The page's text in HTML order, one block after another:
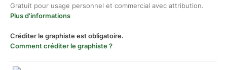
Gratuit pour usage personnel et commercial avec attribution.
Plus d'informations
Créditer le graphiste est obligatoire.
Comment créditer le graphiste ?